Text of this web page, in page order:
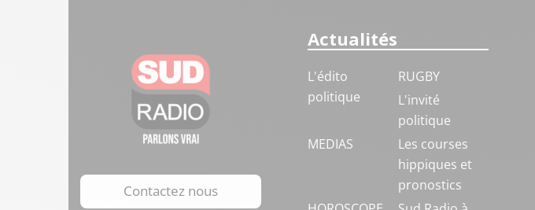
Contactez nous
Actualités
L'édito
politique
RUGBY
L'invité
politique
MEDIAS
Les courses
hippiques et
pronostics